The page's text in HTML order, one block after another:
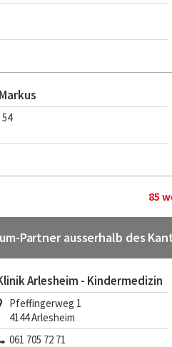
85
Partner ausserhalb des
Arlesheim - Kindermedizin
Pfeffingerweg 1
4144Arlesheim
061 705 72 71